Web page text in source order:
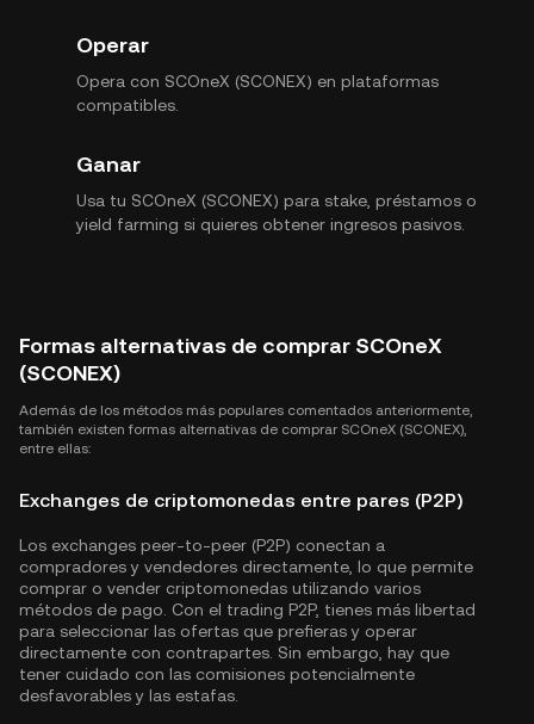
Operar
Opera con SCOneX (SCONEX) en plataformas
compatibles.
Ganar
Usa tu SCOneX (SCONEX) para stake, préstamos o
yield farming si quieres obtener ingresos pasivos.
Formas alternativas de comprar SCOneX
(SCONEX)
Además de los métodos más populares comentados anteriormente,
también existen formas alternativas de comprar SCOneX (SCONEX),
entre ellas:
Exchanges de criptomonedas entre pares (P2P)
Los exchanges peer-to-peer (P2P) conectan a
compradores y vendedores directamente, lo que permite
comprar o vender criptomonedas utilizando varios
métodos de pago. Con el trading P2P, tienes más libertad
para seleccionar las ofertas que prefieras y operar
directamente con contrapartes. Sin embargo, hay que
tener cuidado con las comisiones potencialmente
desfavorables y las estafas.